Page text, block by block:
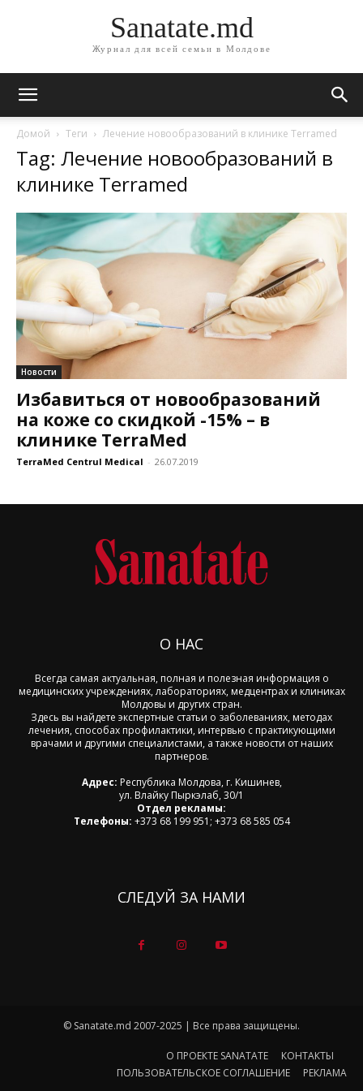
Sanatate.md
Журнал для всей семьи в Молдове
Домой Теги Лечение новообразований в клинике Terramed
Tag: Лечение новообразований в
клинике Terramed
Новости
Избавиться от новообразований
на коже со скидкой -15% – в
клинике TerraMed
TerraMed Centrul Medical - 26.07.2019
О НАС
Всегда самая актуальная, полная и полезная информация о
медицинских учреждениях, лабораториях, медцентрах и клиниках
Молдовы и других стран.
Здесь вы найдете экспертные статьи о заболеваниях, методах
лечения, способах профилактики, интервью с практикующими
врачами и другими специалистами, а также новости от наших
партнеров.
Адрес: Республика Молдова, г. Кишинев,
ул. Влайку Пыркэлаб, 30/1
Отдел рекламы:
Телефоны: +373 68 199 951; +373 68 585 054
СЛЕДУЙ ЗА НАМИ
© Sanatate.md 2007-2025 | Все права защищены.
О ПРОЕКТЕ SANATATE
КОНТАКТЫ
ПОЛЬЗОВАТЕЛЬСКОЕ СОГЛАШЕНИЕ
РЕКЛАМА